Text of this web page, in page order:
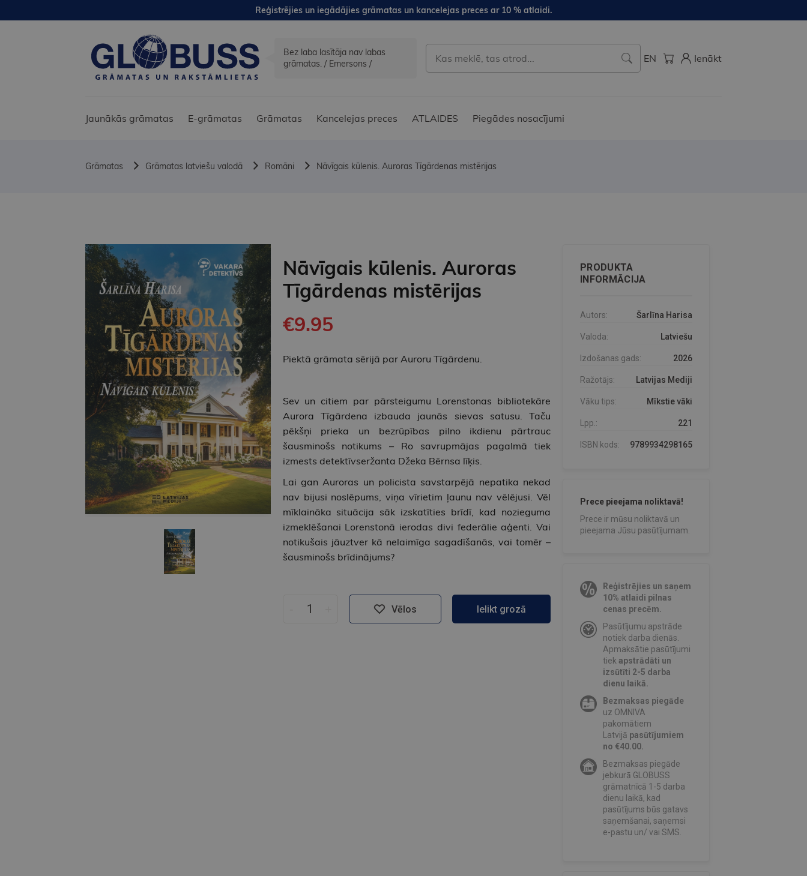
Reģistrējies un iegādājies grāmatas un kancelejas preces ar 10 % atlaidi.
Bez laba lasītāja nav labas
grāmatas. / Emersons /
EN Ienākt
Jaunākās grāmatas E-grāmatas Grāmatas Kancelejas preces ATLAIDES Piegādes nosacījumi
Grāmatas Grāmatas latviešu valodā Romāni Nāvīgais kūlenis. Auroras Tīgārdenas mistērijas
Nāvīgais kūlenis. Auroras
Tīgārdenas mistērijas
€9.95
Piektā grāmata sērijā par Auroru Tīgārdenu.
Sev un citiem par pārsteigumu Lorenstonas bibliotekāre
Aurora Tīgārdena izbauda jaunās sievas satusu. Taču
pēkšņi prieka un bezrūpības pilno ikdienu pārtrauc
šausminošs notikums – Ro savrupmājas pagalmā tiek
izmests detektīvseržanta Džeka Bērnsa līķis.
Lai gan Auroras un policista savstarpējā nepatika nekad
nav bijusi noslēpums, viņa vīrietim ļaunu nav vēlējusi. Vēl
mīklaināka situācija sāk izskatīties brīdī, kad nozieguma
izmeklēšanai Lorenstonā ierodas divi federālie aģenti. Vai
notikušais jāuztver kā nelaimīga sagadīšanās, vai tomēr –
šausminošs brīdinājums?
Vēlos Ielikt grozā
PRODUKTA
INFORMĀCIJA
Autors: Šarlīna Harisa
Valoda: Latviešu
Izdošanas gads: 2026
Ražotājs: Latvijas Mediji
Vāku tips: Mīkstie vāki
Lpp.: 221
ISBN kods: 9789934298165
Prece pieejama noliktavā!
Prece ir mūsu noliktavā un
pieejama Jūsu pasūtījumam.
Reģistrējies un saņem
10% atlaidi pilnas
cenas precēm.
Pasūtījumu apstrāde
notiek darba dienās.
Apmaksātie pasūtījumi
tiekapstrādāti un
izsūtīti 2-5 darba
dienu laikā.
Bezmaksas piegāde
uz OMNIVA
pakomātiem
Latvijā pasūtījumiem
no €40.00.
Bezmaksas piegāde
jebkurā GLOBUSS
grāmatnīcā 1-5 darba
dienu laikā, kad
pasūtījums būs gatavs
saņemšanai, saņemsi
e-pastu un/ vai SMS.